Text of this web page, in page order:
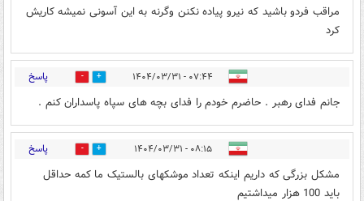
مراقب فردو باشید که نیرو پیاده نکنن وگرنه به این آسونی نمیشه کاریش
کرد
۰۷:۴۴ - ۱۴۰۴/۰۳/۳۱ 8 پاسخ
جانم فدای رهبر . حاضرم خودم را فدای بچه های سپاه پاسداران کنم .
۰۸:۱۵ - ۱۴۰۴/۰۳/۳۱ 6 پاسخ
مشکل بزرگی که داریم اینکه تعداد موشکهای بالستیک ما کمه حداقل
باید 100 هزار میداشتیم